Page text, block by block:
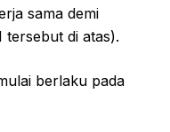
sama demi
tersebut di atas).
berlaku pada